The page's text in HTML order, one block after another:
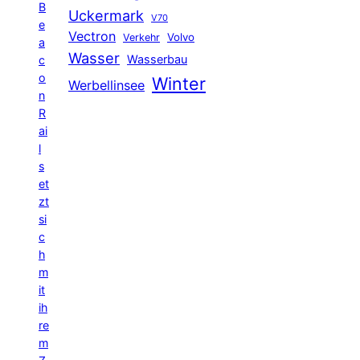
B
e
a
c
o
n
R
ai
l
s
et
zt
si
c
h
m
it
ih
re
m
Uckermark V70
Vectron Verkehr Volvo
Wasser Wasserbau
Werbellinsee Winter